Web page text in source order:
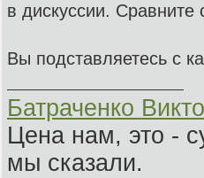
в дискуссии.
Вы подставляетесь с
Батраченко
Цена нам, это -
мы сказали.